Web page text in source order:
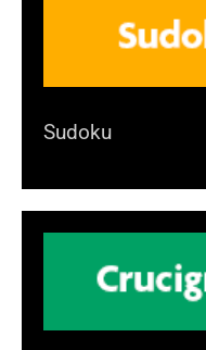
Sudoku